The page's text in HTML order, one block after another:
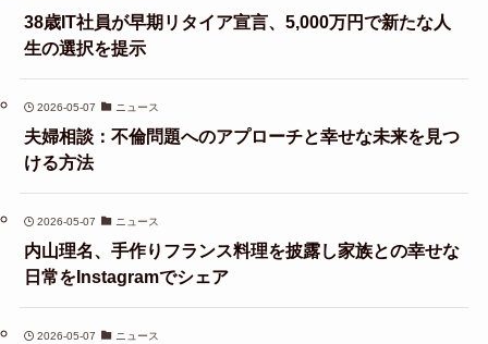
38歳IT社員が早期リタイア宣言、5,000万円で新たな人
生の選択を提示
2026-05-07 ニュース
夫婦相談：不倫問題へのアプローチと幸せな未来を見つ
ける方法
2026-05-07 ニュース
内山理名、手作りフランス料理を披露し家族との幸せな
日常をInstagramでシェア
2026-05-07 ニュース